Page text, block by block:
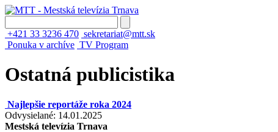
+421 33 3236 470 sekretariat@mtt.sk
Ponuka v archíve TV Program
Ostatná publicistika
Najlepšie reportáže roka 2024
Odvysielané: 14.01.2025
Mestská televízia Trnava